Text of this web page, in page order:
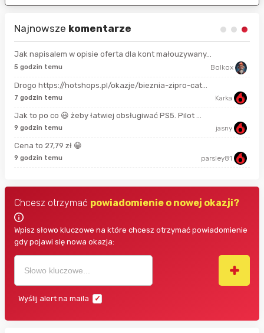
Najnowsze komentarze
Jak napisalem w opisie oferta dla kont małouzywany...
5 godzin temu Bolkox
Drogo https://hotshops.pl/okazje/bieznia-zipro-cat...
7 godzin temu Karka
Jak to po co 😃 żeby łatwiej obsługiwać PS5. Pilot ...
9 godzin temu jasny
Cena to 27,79 zł 😁
9 godzin temu parsley81
Chcesz otrzymać powiadomienie o nowej okazji?
Wpisz słowo kluczowe na które chcesz otrzymać powiadomienie
gdy pojawi się nowa okazja:
Wyślij alert na maila